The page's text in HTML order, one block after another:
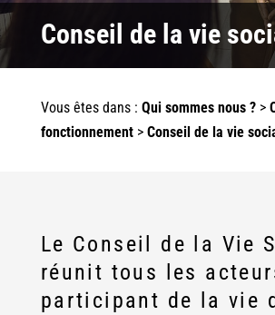
Conseil de la vie
Vous êtes dans : Qui sommes nous ?>
fonctionnement> Conseil de la vie
Le Conseil de la Vie
réunit tous les
participant de la vie